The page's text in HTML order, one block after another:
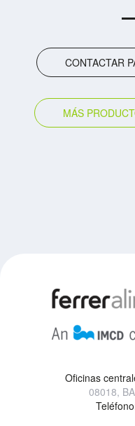
CONTACTAR
MÁS
Oficinas
08018,